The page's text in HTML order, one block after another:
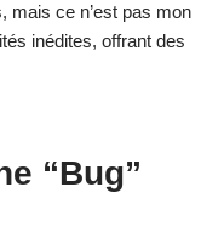
mais ce n’est pas mon
inédites, offrant des
“Bug”